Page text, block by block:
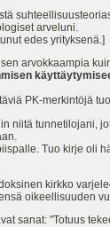
arveluni.
edes yrityksenä.]
arvokkaampia
PK-merkintöjä
tunnetilojani,
Tuo kirje oli
kirkko
oikeellisuuden
sanat: "Totuus